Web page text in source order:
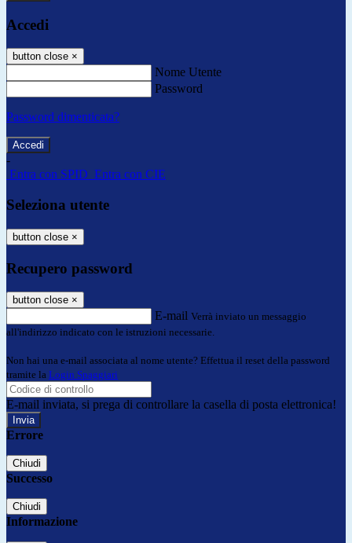
Accedi
button close ×
Nome Utente
Password
Password dimenticata?
-
Entra con SPID Entra con CIE
Seleziona utente
button close ×
Recupero password
button close ×
E-mail Verrà inviato un messaggio
all'indirizzo indicato con le istruzioni necessarie.
Non hai una e-mail associata al nome utente? Effettua il reset della password
tramite la Login Spaggiari
E-mail inviata, si prega di controllare la casella di posta elettronica!
Errore
Chiudi
Successo
Chiudi
Informazione